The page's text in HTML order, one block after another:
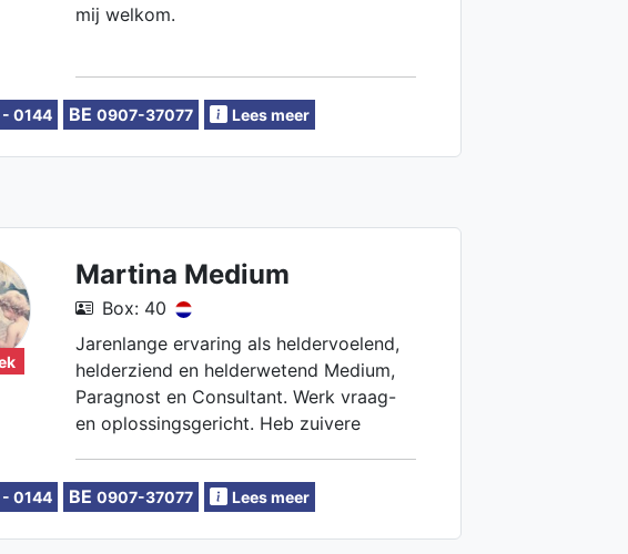
mij welkom.
0144 BE 0907-37077 Lees meer
Martina Medium
Box: 40
Jarenlange ervaring als heldervoelend,
helderziend en helderwetend Medium,
Paragnost en Consultant. Werk vraag-
en oplossingsgericht. Heb zuivere
en zet je in je kracht. Ik luister, inspireer
en help om de juiste beslissingen te
0144 BE 0907-37077 Lees meer